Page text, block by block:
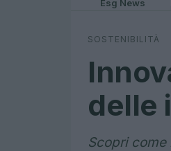
Esg News
SOSTENIBILITÀ
delle
Scopri